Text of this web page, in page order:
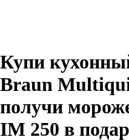
Купи
Braun
получи
IM 250 в